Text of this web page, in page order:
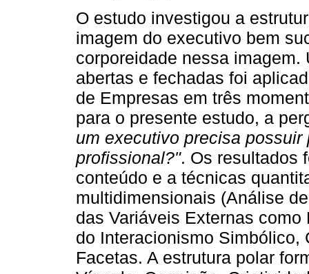
O estudo investigou a
imagem do executivo bem
corporeidade nessa
abertas e fechadas foi
de Empresas em três
para o presente estudo, a
um executivo precisa
profissional?". Os resultados
conteúdo e a técnicas
multidimensionais (Análise
das Variáveis Externas
do Interacionismo Simbólico,
Facetas. A estrutura polar